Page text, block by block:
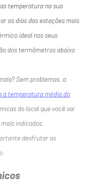
temperatura na sua
os dias das estações mais
ideal nos seus
dos termômetros abaixo
Sem problemas, a
a temperatura média do
do local que você vai
indicados.
desfrutar as